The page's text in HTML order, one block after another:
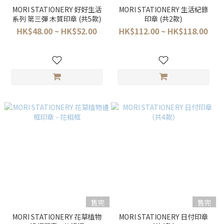
MORI STATIONERY 好好生活
系列 第三彈 木質印章 (共5款)
HK$48.00 ~ HK$52.00
MORI STATIONERY 生活紀錄
印章 (共2款)
HK$112.00 ~ HK$118.00
售完
MORI STATIONERY 花草植物
售完
MORI STATIONERY 日付印章